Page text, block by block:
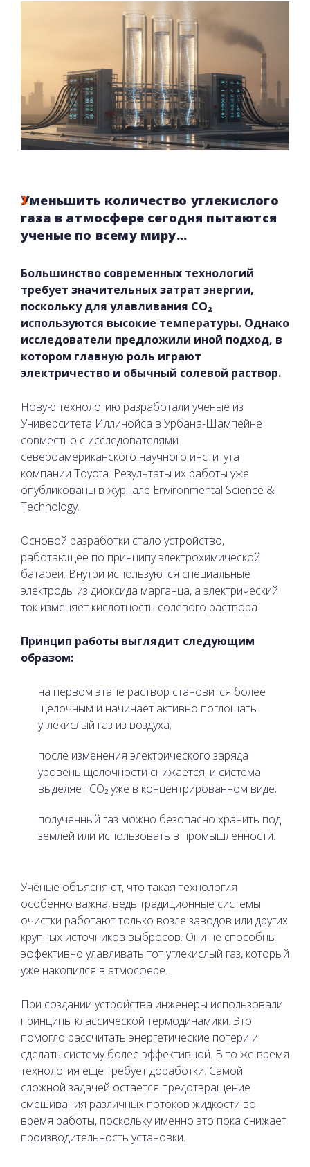
Уменьшить количество углекислого
газа в атмосфере сегодня пытаются
ученые по всему миру...
Большинство современных технологий
требует значительных затрат энергии,
поскольку для улавливания CO₂
используются высокие температуры. Однако
исследователи предложили иной подход, в
котором главную роль играют
электричество и обычный солевой раствор.
Новую технологию разработали ученые из
Университета Иллинойса в Урбана-Шампейне
совместно с исследователями
североамериканского научного института
компании Toyota. Результаты их работы уже
опубликованы в журнале Environmental Science &
Technology.
Основой разработки стало устройство,
работающее по принципу электрохимической
батареи. Внутри используются специальные
электроды из диоксида марганца, а электрический
ток изменяет кислотность солевого раствора.
Принцип работы выглядит следующим
образом:
на первом этапе раствор становится более
щелочным и начинает активно поглощать
углекислый газ из воздуха;
после изменения электрического заряда
уровень щелочности снижается, и система
выделяет CO₂ уже в концентрированном виде;
полученный газ можно безопасно хранить под
землей или использовать в промышленности.
Учёные объясняют, что такая технология
особенно важна, ведь традиционные системы
очистки работают только возле заводов или других
крупных источников выбросов. Они не способны
эффективно улавливать тот углекислый газ, который
уже накопился в атмосфере.
При создании устройства инженеры использовали
принципы классической термодинамики. Это
помогло рассчитать энергетические потери и
сделать систему более эффективной. В то же время
технология ещё требует доработки. Самой
сложной задачей остается предотвращение
смешивания различных потоков жидкости во
время работы, поскольку именно это пока снижает
производительность установки.